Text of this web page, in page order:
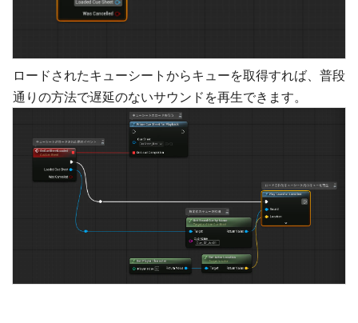
ロードされたキューシートからキューを取得すれば、普段
通りの方法で遅延のないサウンドを再生できます。